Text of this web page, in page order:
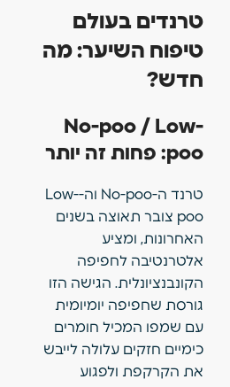
טרנדים בעולם
טיפוח השיער: מה
חדש?
No-poo / Low-
poo: פחות זה יותר
טרנד ה-No-poo וה-Low-
poo צובר תאוצה בשנים
האחרונות, ומציע
אלטרנטיבה לחפיפה
הקונבנציונלית. הגישה הזו
גורסת שחפיפה יומיומית
עם שמפו המכיל חומרים
כימיים חזקים עלולה לייבש
את הקרקפת ולפגוע